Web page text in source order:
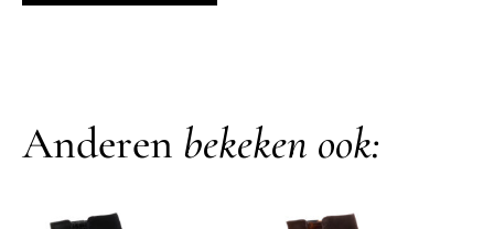
Anderen bekeken ook: